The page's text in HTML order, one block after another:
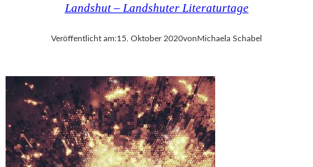
Landshut – Landshuter Literaturtage
Veröffentlicht am:15. Oktober 2020vonMichaela Schabel